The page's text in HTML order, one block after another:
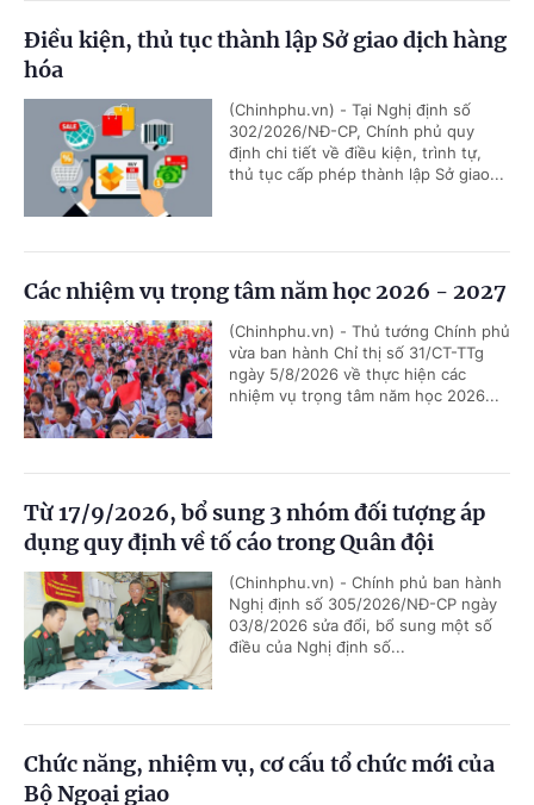
Điều kiện, thủ tục thành lập Sở giao dịch hàng
hóa
(Chinhphu.vn) - Tại Nghị định số
302/2026/NĐ-CP, Chính phủ quy
định chi tiết về điều kiện, trình tự,
thủ tục cấp phép thành lập Sở giao...
Các nhiệm vụ trọng tâm năm học 2026 - 2027
(Chinhphu.vn) - Thủ tướng Chính phủ
vừa ban hành Chỉ thị số 31/CT-TTg
ngày 5/8/2026 về thực hiện các
nhiệm vụ trọng tâm năm học 2026...
Từ 17/9/2026, bổ sung 3 nhóm đối tượng áp
dụng quy định về tố cáo trong Quân đội
(Chinhphu.vn) - Chính phủ ban hành
Nghị định số 305/2026/NĐ-CP ngày
03/8/2026 sửa đổi, bổ sung một số
điều của Nghị định số...
Chức năng, nhiệm vụ, cơ cấu tổ chức mới của
Bộ Ngoại giao